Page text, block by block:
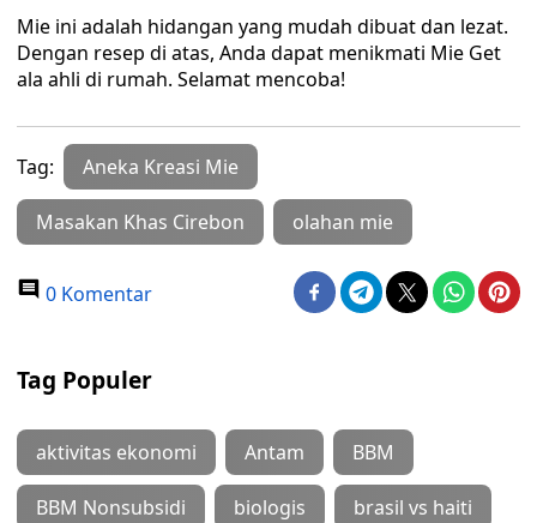
Mie ini adalah hidangan yang mudah dibuat dan lezat.
Dengan resep di atas, Anda dapat menikmati Mie Get
ala ahli di rumah. Selamat mencoba!
Tag: Aneka Kreasi Mie
Masakan Khas Cirebon olahan mie
0 Komentar
Tag Populer
aktivitas ekonomi Antam BBM
BBM Nonsubsidi biologis brasil vs haiti